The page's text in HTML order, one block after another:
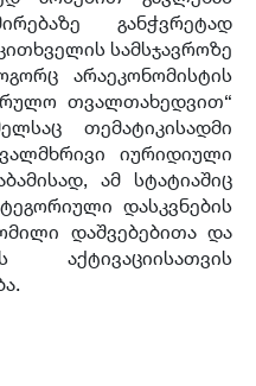
განჭვრეტად
სამსჯავროზე
არაეკონომისტის
თვალთახედვით“
თემატიკისადმი
იურიდიული
ამ სტატიაშიც
დასკვნების
დაშვებებითა და
აქტივაციისათვის